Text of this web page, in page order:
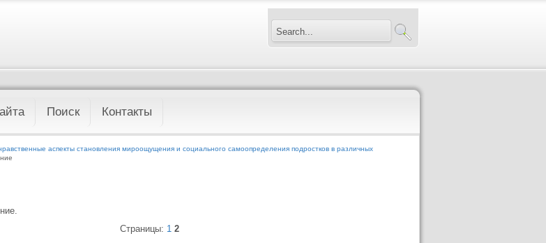
Поиск Контакты
аспекты становления мироощущения и социального самоопределения подростков в различных
Страницы: 1 2